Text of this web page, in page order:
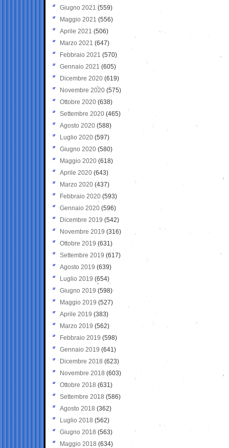
Giugno 2021(559)
Maggio 2021 (556)
Aprile 2021 (506)
Marzo 2021 (647)
Febbraio 2021 (570)
Gennaio 2021 (605)
Dicembre 2020 (619)
Novembre 2020 (575)
Ottobre 2020 (638)
Settembre 2020(465)
Agosto 2020 (588)
Luglio 2020 (597)
Giugno 2020 (580)
Maggio 2020 (618)
Aprile 2020 (643)
Marzo 2020 (437)
Febbraio 2020 (593)
Gennaio 2020 (596)
Dicembre 2019 (542)
Novembre 2019 (316)
Ottobre 2019 (631)
Settembre 2019 (617)
Agosto 2019 (639)
Luglio 2019 (654)
Giugno 2019 (598)
Maggio 2019 (527)
Aprile 2019 (383)
Marzo 2019 (562)
Febbraio 2019 (598)
Gennaio 2019 (641)
Dicembre 2018 (623)
Novembre 2018 (603)
Ottobre 2018 (631)
Settembre 2018 (586)
Agosto 2018 (362)
Luglio 2018 (562)
Giugno 2018 (563)
Maggio 2018 (634)